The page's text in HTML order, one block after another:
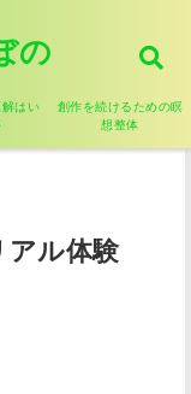
の
はい
創作を続けるための瞑
想整体
アル体験